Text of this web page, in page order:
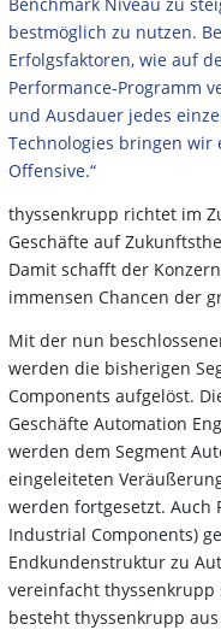
bestmöglich zu nutzen.
Erfolgsfaktoren, wie auf
Performance-Programm
und Ausdauer jedes
Technologies bringen
Offensive.“
thyssenkrupp richtet im
Geschäfte auf
Damit schafft der
immensen Chancen der
Mit der nun
werden die bisherigen
Components aufgelöst.
Geschäfte Automation
werden dem Segment
eingeleiteten
werden fortgesetzt. Auch
Industrial Components)
Endkundenstruktur zu
vereinfacht
besteht thyssenkrupp